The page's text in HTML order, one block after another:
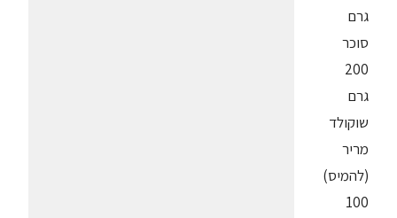
גרם
סוכר
200
גרם
שוקולד
מריר
(להמיס)
100